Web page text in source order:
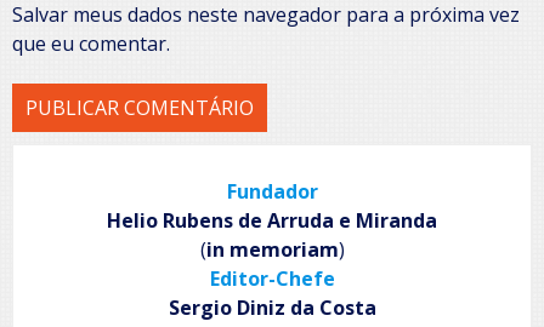
Salvar meus dados neste navegador para a próxima vez
que eu comentar.
Fundador
Helio Rubens de Arruda e Miranda
(in memoriam)
Editor-Chefe
Sergio Diniz da Costa